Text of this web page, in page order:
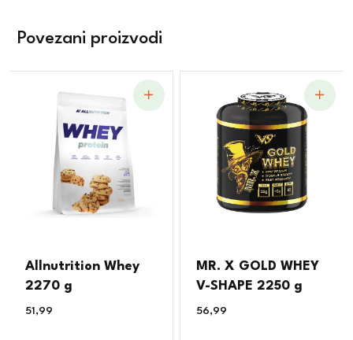
Povezani proizvodi
Allnutrition Whey
2270 g
51,99
MR. X GOLD WHEY
V-SHAPE 2250 g
56,99